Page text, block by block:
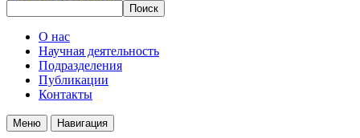
О нас
Научная деятельность
Подразделения
Публикации
Контакты
Меню Навигация